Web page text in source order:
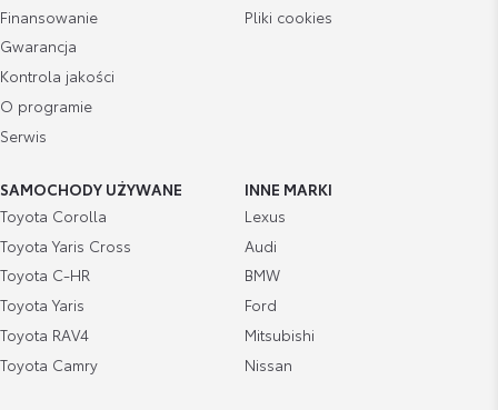
Finansowanie
Gwarancja
Kontrola jakości
O programie
Serwis
Pliki cookies
SAMOCHODY UŻYWANE
Toyota Corolla
Toyota Yaris Cross
Toyota C-HR
Toyota Yaris
Toyota RAV4
Toyota Camry
INNE MARKI
Lexus
Audi
BMW
Ford
Mitsubishi
Nissan